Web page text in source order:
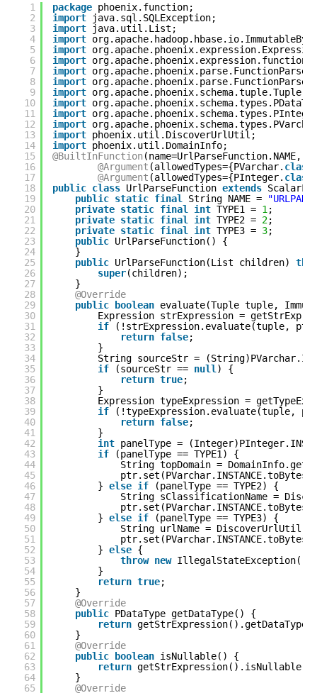
1
2
3
4
5
6
7
8
9
10
11
12
13
14
15
16
17
18
19
20
21
22
23
24
25
26
27
28
29
30
31
32
33
34
35
36
37
38
39
40
41
42
43
44
45
46
47
48
49
50
51
52
53
54
55
56
57
58
59
60
61
62
63
64
65
package phoenix.function;
import
java.sql.SQLException;
import
java.util.List;
import
import
import
import
import
import org.apache.phoenix.schema.tuple.Tuple;
import
import
import
import phoenix.util.DiscoverUrlUtil;
import phoenix.util.DomainInfo;
@BuiltInFunction(name=UrlParseFunction.NAME,
@Argument (allowedTypes={PVarchar. class
@Argument (allowedTypes={PInteger. class
public class UrlParseFunction extends
public static final String NAME =
private static final int TYPE1 = 1 ;
private static final int TYPE2 = 2;
private static final int TYPE3 = 3;
public UrlParseFunction() {
}
public UrlParseFunction(List children)
super(children);
}
@Override
public boolean evaluate(Tuple tuple,
Expression strExpression =
if
(!strExpression.evaluate(tuple,
return false;
}
String sourceStr =
if
(sourceStr == null ) {
return true;
}
Expression typeExpression =
if
(!typeExpression.evaluate(tuple,
return false;
}
int panelType =
if
(panelType == TYPE1) {
String topDomain =
} else if
(panelType == TYPE2) {
String sClassificationName =
} else if
(panelType == TYPE3) {
String urlName =
} else {
throw new IllegalStateException(
}
return true;
}
@Override
public PDataType getDataType() {
return
}
@Override
public boolean isNullable() {
return
}
@Override